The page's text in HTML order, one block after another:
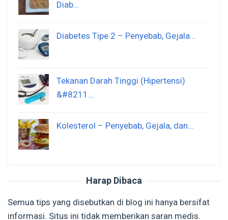
Diab…
Diabetes Tipe 2 – Penyebab, Gejala…
Tekanan Darah Tinggi (Hipertensi)
&#8211…
Kolesterol – Penyebab, Gejala, dan…
Harap Dibaca
Semua tips yang disebutkan di blog ini hanya bersifat
informasi. Situs ini tidak memberikan saran medis.